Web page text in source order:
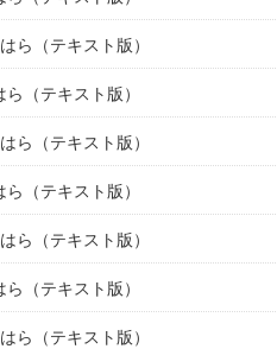
（テキスト版）
（テキスト版）
（テキスト版）
（テキスト版）
（テキスト版）
（テキスト版）
（テキスト版）